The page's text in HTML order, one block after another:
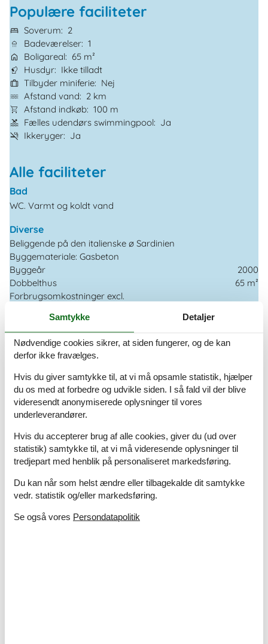
Populære faciliteter
Soverum
2
Badeværelser 1
Boligareal
65 m²
Husdyr
Ikke tilladt
Tilbyder miniferie
Nej
Afstand vand
2 km
Afstand indkøb 100 m
Fælles udendørs swimmingpool
Ja
Ikkeryger
Ja
Alle faciliteter
Bad
WC. Varmt og koldt vand
Diverse
Beliggende på den italienske ø Sardinien
Byggemateriale: Gasbeton
Byggeår
2000
Dobbelthus
65 m²
Forbrugsomkostninger excl.
Kæledyr Nej
Registrering, Licens
Renoveret
El artikler
1 TV
I nærheden
Afstand lufthavn GRS
40 km
Afstand til indkøb
100 m
Nærmeste beboelse
Nærmeste by
Nærmeste restaurant
Koncepter
Samtykke Detaljer
Nødvendige cookies sikrer, at siden fungerer, og de kan
derfor ikke fravælges.
Hvis du giver samtykke til, at vi må opsamle statistik, hjælper
du os med at forbedre og udvikle siden. I så fald vil der blive
videresendt anonymiserede oplysninger til vores
underleverandører.
Hvis du accepterer brug af alle cookies, giver du (ud over
statistik) samtykke til, at vi må videresende oplysninger til
tredjepart med henblik på personaliseret markedsføring.
Du kan når som helst ændre eller tilbagekalde dit samtykke
vedr. statistik og/eller markedsføring.
Se også vores Persondatapolitik